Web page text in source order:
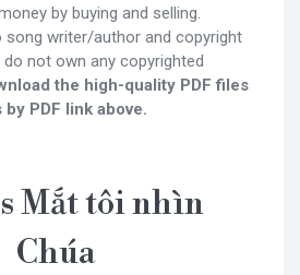
by buying and selling.
song writer/author and copyright
not own any copyrighted
the high-quality PDF files
PDF link above.
Mắt tôi nhìn
Chúa